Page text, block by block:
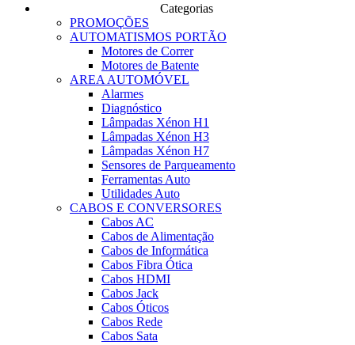
Categorias
PROMOÇÕES
AUTOMATISMOS PORTÃO
Motores de Correr
Motores de Batente
AREA AUTOMÓVEL
Alarmes
Diagnóstico
Lâmpadas Xénon H1
Lâmpadas Xénon H3
Lâmpadas Xénon H7
Sensores de Parqueamento
Ferramentas Auto
Utilidades Auto
CABOS E CONVERSORES
Cabos AC
Cabos de Alimentação
Cabos de Informática
Cabos Fibra Ótica
Cabos HDMI
Cabos Jack
Cabos Óticos
Cabos Rede
Cabos Sata